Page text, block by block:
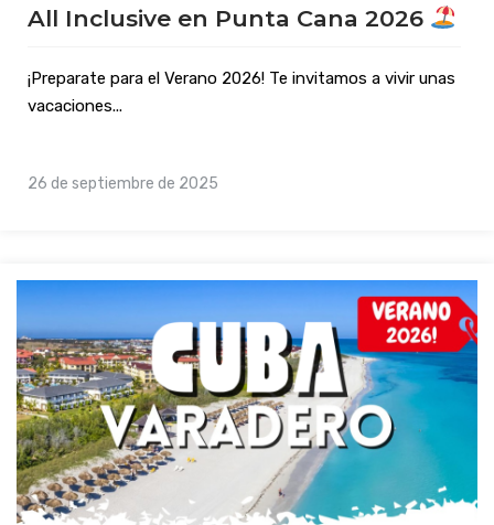
All Inclusive en Punta Cana 2026
¡Preparate para el Verano 2026! Te invitamos a vivir unas
vacaciones...
26 de septiembre de 2025